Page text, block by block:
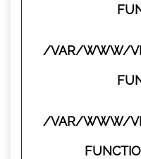
/VAR/WWW/
/VAR/WWW/